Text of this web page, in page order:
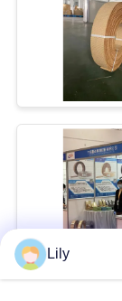
Lily